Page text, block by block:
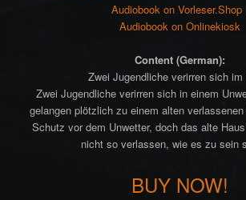
Audiobook on Vorleser.Shop
Audiobook on Onlinekiosk
Content (German):
Zwei Jugendliche verirren sich im
Zwei Jugendliche verirren sich in einem
gelangen plötzlich zu einem alten
Schutz vor dem Unwetter, doch das alte
nicht so verlassen, wie es zu sein
BUY NOW!